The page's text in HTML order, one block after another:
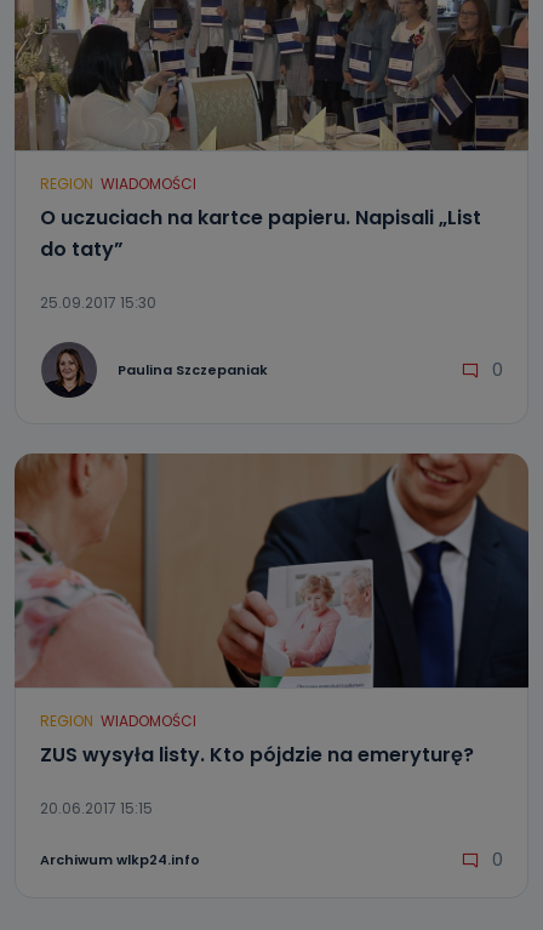
REGION WIADOMOŚCI
O uczuciach na kartce papieru. Napisali „List
do taty”
25.09.2017 15:30
Paulina Szczepaniak 0
REGION WIADOMOŚCI
ZUS wysyła listy. Kto pójdzie na emeryturę?
20.06.2017 15:15
Archiwum wlkp24.info 0